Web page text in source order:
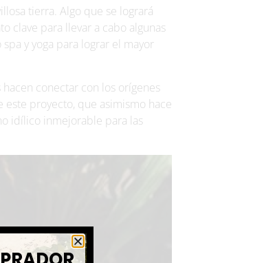
tierra. Algo que se logrará
clave para llevar a cabo algunas
y yoga para lograr el mayor
conectar con los orígenes
proyecto, que asimismo hace
idílico inmejorable para las